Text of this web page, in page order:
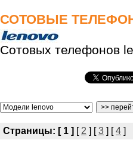
СОТОВЫЕ
Сотовых телефонов
Страницы: [ 1 ] [ 2 ] [3 ] [4 ]